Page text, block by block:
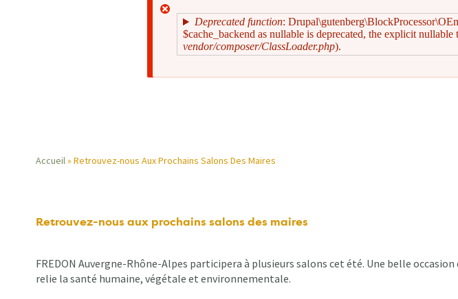
Message
d'erreur
Deprecated function:
$cache_backend as nullable is deprecated, the explicit nullable
vendor/composer/ClassLoader.php).
d'Ariane
Accueil Retrouvez-nous Aux Prochains Salons Des Maires
Retrouvez-nous aux prochains salons des maires
FREDON Auvergne-Rhône-Alpes participera à plusieurs salons cet été. Une belle
relie la santé humaine, végétale et environnementale.